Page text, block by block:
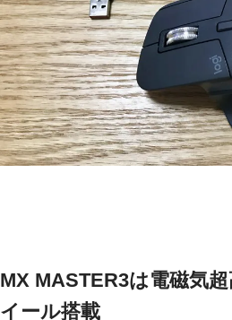
MX MASTER3は電磁気
イール搭載